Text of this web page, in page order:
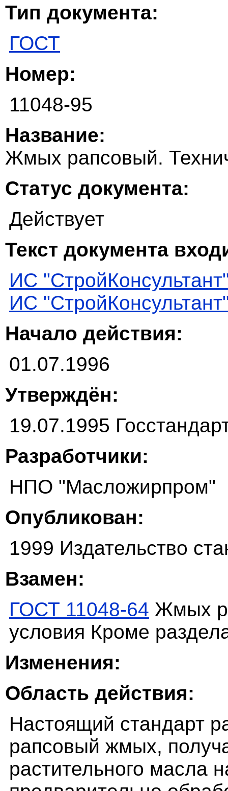
Тип документа:
ГОСТ
Номер:
11048-95
Название:
Жмых рапсовый.
Статус документа:
Действует
Текст документа
ИС
ИС
Начало действия:
01.07.1996
Утверждён:
19.07.1995
Разработчики:
НПО "Масложирпром"
Опубликован:
1999 Издательство
Взамен:
ГОСТ 11048-64 Жмых
условия Кроме
Изменения:
Область действия:
Настоящий стандарт
рапсовый жмых,
растительного масла